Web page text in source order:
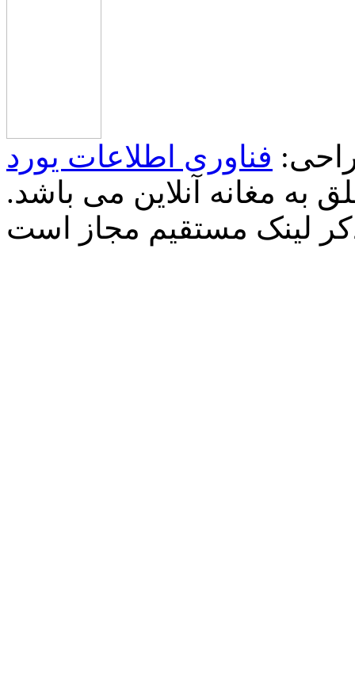
فناوری اطلاعات یورد
به مغانه آنلاین می باشد.